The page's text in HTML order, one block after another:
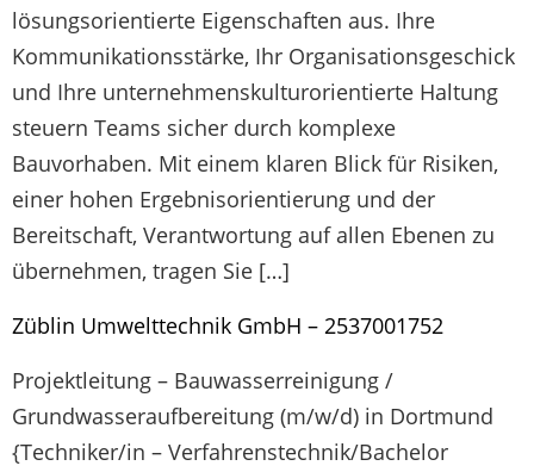
lösungsorientierte Eigenschaften aus. Ihre
Kommunikationsstärke, Ihr Organisationsgeschick
und Ihre unternehmenskulturorientierte Haltung
steuern Teams sicher durch komplexe
Bauvorhaben. Mit einem klaren Blick für Risiken,
einer hohen Ergebnisorientierung und der
Bereitschaft, Verantwortung auf allen Ebenen zu
übernehmen, tragen Sie […]
Züblin Umwelttechnik GmbH – 2537001752
Projektleitung – Bauwasserreinigung /
Grundwasseraufbereitung (m/w/d) in Dortmund
{Techniker/in – Verfahrenstechnik/Bachelor